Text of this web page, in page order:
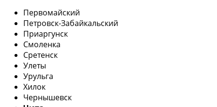
Первомайский
Петровск-Забайкальский
Приаргунск
Смоленка
Сретенск
Улеты
Урульга
Хилок
Чернышевск